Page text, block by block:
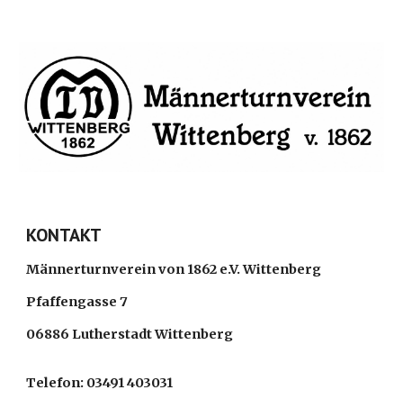
KONTAKT
Männerturnverein von 1862 e.V. Wittenberg
Pfaffengasse 7
06886 Lutherstadt Wittenberg
Telefon: 03491 403031